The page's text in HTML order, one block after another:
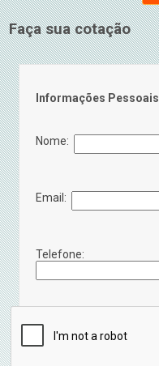
Faça sua cotação
Informações Pessoais
Nome:
Email:
Telefone: